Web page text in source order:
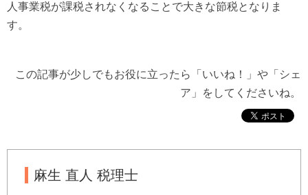
人事業税が課税されなくなることで大きな節税となりま
す。
この記事が少しでもお役に立ったら「いいね！」や「シェ
ア」をしてくださいね。
麻生 直人 税理士